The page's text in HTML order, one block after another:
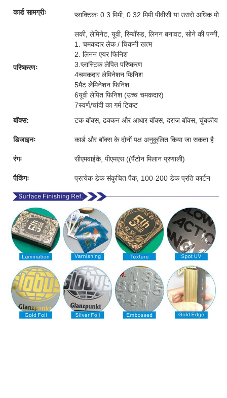
कार्ड सामग्रीः प्लाक्टिकः 0.3 मिमी, 0.32 मिमी पीवीसी या उससे अधिक मोटी
परिष्करणः
लकी, लेमिनेट, यूवी, रिम्बॉस्ड, लिनन बनावट, सोने की पन्नी,
1. चमकदार लेक / चिकनी खत्म
2. लिनन एयर फिनिश
3.प्लास्टिक लेपित परिष्करण
4चमकदार लेमिनेशन फिनिश
5मैट लेमिनेशन फिनिश
6यूवी लेपित फिनिश (उच्च चमकदार)
7स्वर्ण/चांदी का गर्म टिकट
बॉक्स:
टक बॉक्स, ढक्कन और आधार बॉक्स, दराज बॉक्स, चुंबकीय
डिजाइनः कार्ड और बॉक्स के दोनों पक्ष अनुकूलित किया जा सकता है
रंगः सीएमवाईके, पीएमएस ((पैंटोन मिलान प्रणाली)
पैकिंगः प्रत्येक डेक संकुचित पैक, 100-200 डेक प्रति कार्टन